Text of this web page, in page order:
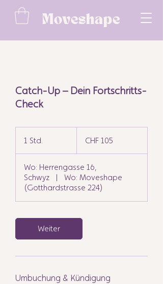
Moveshape
Catch-Up – Dein Fortschritts-
Check
1 Std.
d
Franken
CHF 105
Wo: Herrengasse 16,
Schwyz
|
Wo: Moveshape
(Gotthardstrasse 224)
Weiter
Umbuchung & Kündigung